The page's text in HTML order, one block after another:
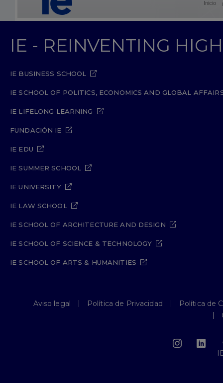
Inicio
IE - REINVENTING
IE BUSINESS SCHOOL
IE SCHOOL OF POLITICS, ECONOMICS AND GLOBAL
IE LIFELONG LEARNING
FUNDACIÓN IE
IE EDU
IE SUMMER SCHOOL
IE UNIVERSITY
IE LAW SCHOOL
IE SCHOOL OF ARCHITECTURE AND DESIGN
IE SCHOOL OF SCIENCE & TECHNOLOGY
IE SCHOOL OF ARTS & HUMANITIES
Aviso legal Política de Privacidad
Política de